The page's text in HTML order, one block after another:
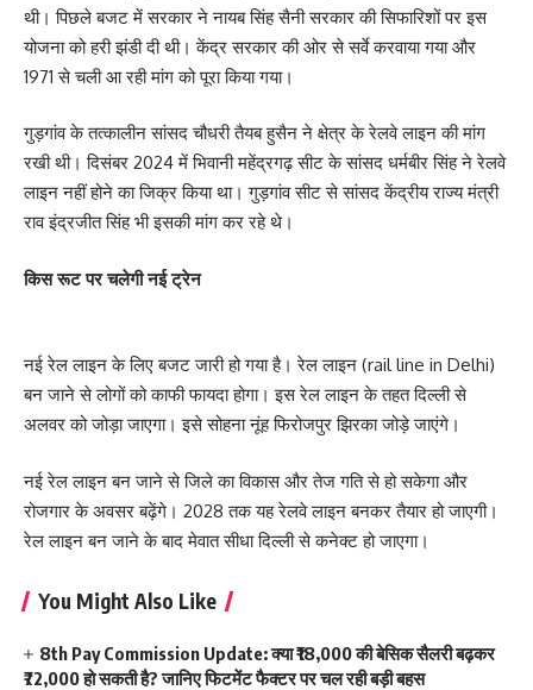
थी। पिछले बजट में सरकार ने नायब सिंह सैनी सरकार की सिफारिशों पर इस
योजना को हरी झंडी दी थी। केंद्र सरकार की ओर से सर्वे करवाया गया और
1971 से चली आ रही मांग को पूरा किया गया।
गुड़गांव के तत्कालीन सांसद चौधरी तैयब हुसैन ने क्षेत्र के रेलवे लाइन की मांग
रखी थी। दिसंबर 2024 में भिवानी महेंद्रगढ़ सीट के सांसद धर्मबीर सिंह ने रेलवे
लाइन नहीं होने का जिक्र किया था। गुड़गांव सीट से सांसद केंद्रीय राज्य मंत्री
राव इंद्रजीत सिंह भी इसकी मांग कर रहे थे।
किस रूट पर चलेगी नई ट्रेन
नई रेल लाइन के लिए बजट जारी हो गया है। रेल लाइन (rail line in Delhi)
बन जाने से लोगों को काफी फायदा होगा। इस रेल लाइन के तहत दिल्ली से
अलवर को जोड़ा जाएगा। इसे सोहना नूंह फिरोजपुर झिरका जोड़े जाएंगे।
नई रेल लाइन बन जाने से जिले का विकास और तेज गति से हो सकेगा और
रोजगार के अवसर बढ़ेंगे। 2028 तक यह रेलवे लाइन बनकर तैयार हो जाएगी।
रेल लाइन बन जाने के बाद मेवात सीधा दिल्ली से कनेक्ट हो जाएगा।
You Might Also Like
8th Pay Commission Update: क्या ₹18,000 की बेसिक सैलरी बढ़कर
₹72,000 हो सकती है? जानिए फिटमेंट फैक्टर पर चल रही बड़ी बहस